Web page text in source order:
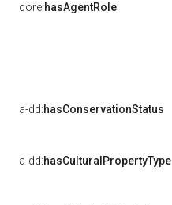
core:hasAgentRole
a-dd:hasConservationStatus
a-dd:hasCulturalPropertyType